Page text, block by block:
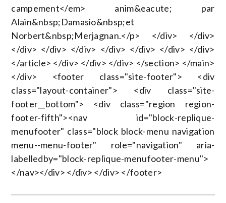
campement</em> anim&eacute; par
Alain&nbsp;Damasio&nbsp;et
Norbert&nbsp;Merjagnan.</p> </div> </div>
</div> </div> </div> </div> </div> </div> </div>
</article> </div> </div> </div> </section> </main>
</div> <footer class="site-footer"> <div
class="layout-container"> <div class="site-
footer__bottom"> <div class="region region-
footer-fifth"><nav id="block-replique-
menufooter" class="block block-menu navigation
menu--menu-footer" role="navigation" aria-
labelledby="block-replique-menufooter-menu">
</nav></div> </div> </div> </footer>